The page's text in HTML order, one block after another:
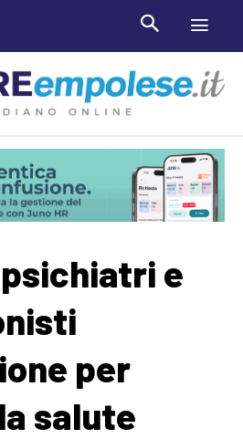
e
per
salute